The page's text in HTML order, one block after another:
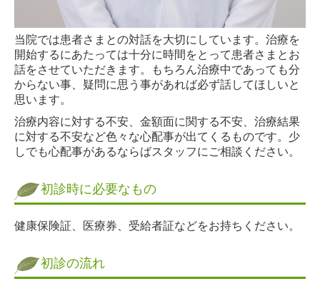
当院では患者さまとの対話を大切にしています。治療を
開始するにあたっては十分に時間をとって患者さまとお
話をさせていただきます。もちろん治療中であっても分
からない事、疑問に思う事があれば必ず話してほしいと
思います。
治療内容に対する不安、金額面に関する不安、治療結果
に対する不安など色々な心配事が出てくるものです。少
しでも心配事があるならばスタッフにご相談ください。
初診時に必要なもの
健康保険証、医療券、受給者証などをお持ちください。
初診の流れ